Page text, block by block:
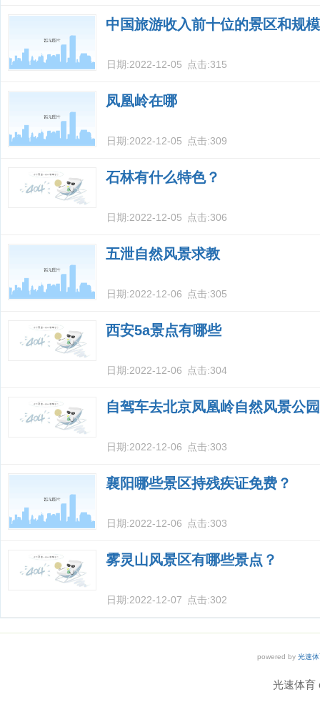
中国旅游收入前十位的景区和规
日期:2022-12-05 点击:315
凤凰岭在哪
日期:2022-12-05 点击:309
石林有什么特色？
日期:2022-12-05 点击:306
五泄自然风景求教
日期:2022-12-06 点击:305
西安5a景点有哪些
日期:2022-12-06 点击:304
自驾车去北京凤凰岭自然风景公
日期:2022-12-06 点击:303
襄阳哪些景区持残疾证免费？
日期:2022-12-06 点击:303
雾灵山风景区有哪些景点？
日期:2022-12-07 点击:302
powered by 光速
光速体育